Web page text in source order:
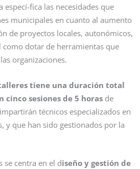
especí-fica las necesidades que
municipales en cuanto al aumento
de proyectos locales, autonómicos,
como dotar de herramientas que
organizaciones.
tiene una duración total
sesiones de 5 horasde
técnicos especializados en
y que han sido gestionados por la
se centra en el diseño y gestión de